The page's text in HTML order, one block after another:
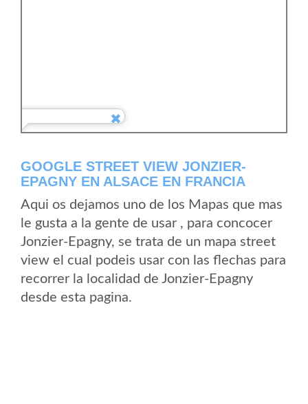
GOOGLE STREET VIEW JONZIER-
EPAGNY EN ALSACE EN FRANCIA
Aqui os dejamos uno de los Mapas que mas
le gusta a la gente de usar , para concocer
Jonzier-Epagny, se trata de un mapa street
view el cual podeis usar con las flechas para
recorrer la localidad de Jonzier-Epagny
desde esta pagina.